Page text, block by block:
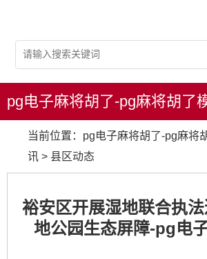
pg电子麻将胡了-pg麻将胡了
当前位置： pg电子麻将胡了-pg麻将
讯 > 县区动态
裕安区开展湿地联合执
地公园生态屏障-pg电